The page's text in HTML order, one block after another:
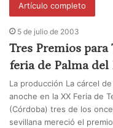
Artículo completo
5 de julio de 2003
Tres Premios
feria de Palma del
La producción La cárcel
anoche en la XX Feria de
(Córdoba) tres de los
sevillana mereció el